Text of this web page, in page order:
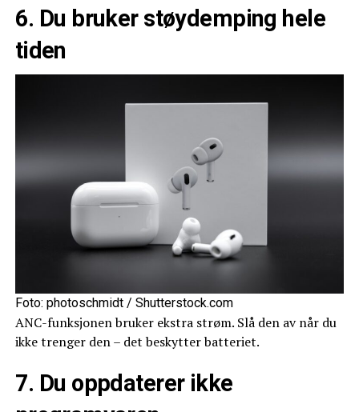
6. Du bruker støydemping hele
tiden
Foto: photoschmidt / Shutterstock.com
ANC-funksjonen bruker ekstra strøm. Slå den av når du
ikke trenger den – det beskytter batteriet.
7. Du oppdaterer ikke